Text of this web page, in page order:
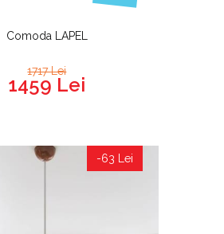
Comoda LAPEL
1717 Lei
1459 Lei
-63 Lei